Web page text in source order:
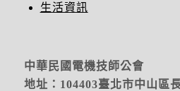
生活資訊
中華民國電機技師公會
地址：104403臺北市中山區